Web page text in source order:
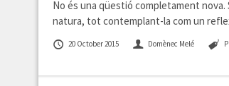
No és una qüestió completament
natura, tot contemplant-la com un
20 October 2015 Domènec Melé